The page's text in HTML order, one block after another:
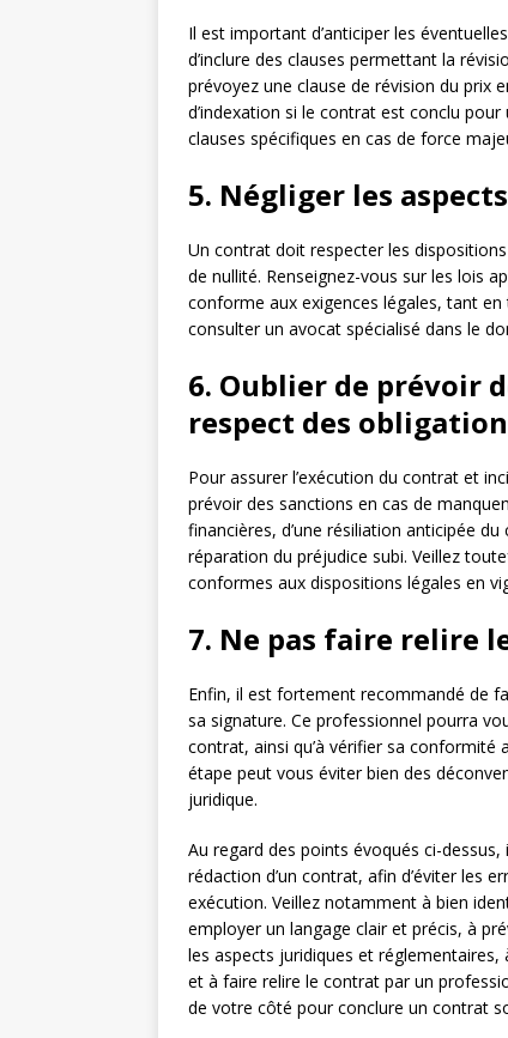
Il est important d’anticiper les
d’inclure des clauses permettant la
prévoyez une clause de révision du prix
d’indexation si le contrat est conclu
clauses spécifiques en cas de force
5. Négliger les
Un contrat doit respecter les
de nullité. Renseignez-vous sur les lois
conforme aux exigences légales, tant
consulter un avocat spécialisé dans le
6. Oublier de prévoir
respect des
Pour assurer l’exécution du contrat et
prévoir des sanctions en cas de
financières, d’une résiliation anticipée
réparation du préjudice subi. Veillez
conformes aux dispositions légales en
7. Ne pas faire relire
Enfin, il est fortement recommandé de
sa signature. Ce professionnel pourra
contrat, ainsi qu’à vérifier sa conformité
étape peut vous éviter bien des
juridique.
Au regard des points évoqués ci-
rédaction d’un contrat, afin d’éviter les
exécution. Veillez notamment à bien
employer un langage clair et précis, à
les aspects juridiques et
et à faire relire le contrat par un
de votre côté pour conclure un contrat